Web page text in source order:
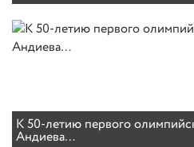
К 50-летию первого
Андиева…